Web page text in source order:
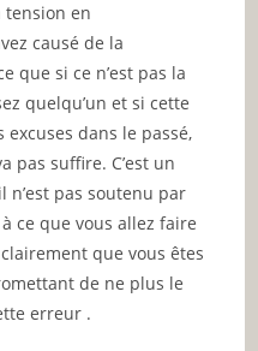
tension en
causé de la
que si ce n’est pas la
quelqu’un et si cette
dans le passé,
pas suffire. C’est un
n’est pas soutenu par
ce que vous allez faire
que vous êtes
de ne plus le
erreur .